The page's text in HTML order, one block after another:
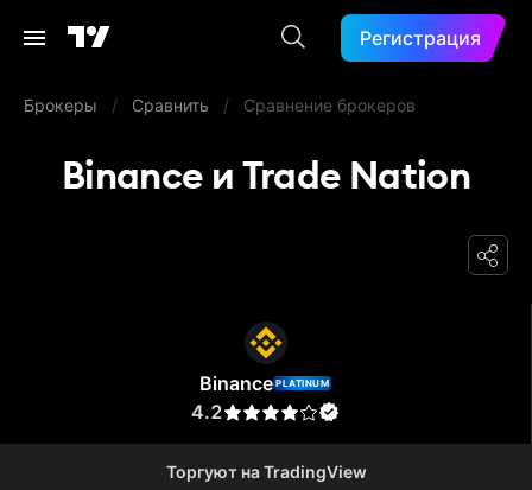
Регистрация
Брокеры / Сравнить / Сравнение брокеров
Binance и Trade Nation
Binance PLATINUM
4.2
Торгуют на TradingView